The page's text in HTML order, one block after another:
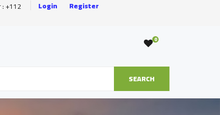
: +112 Login Register
0
SEARCH